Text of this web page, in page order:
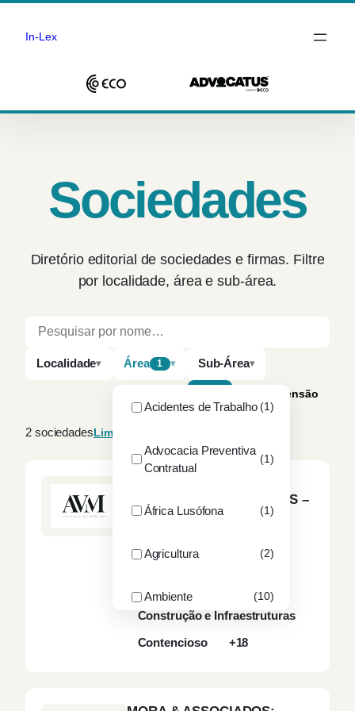
Saltar
In-Lex
Sociedades
Diretório editorial de sociedades e firmas. Filtre
por localidade, área e sub-área.
Localidade Área 1
Acidentes de Trabalho (1)
Advocacia Preventiva
Contratual
(1)
África Lusófona (1)
Agricultura (2)
Ambiente (10)
ANAC
Sub-Área
Por dimensão
2 sociedadesLimpar filtros
MARQUES & ASSOCIADOS –
SOCIEDADE DE
LISBOA
Construção e Infraestruturas
Contencioso
+18